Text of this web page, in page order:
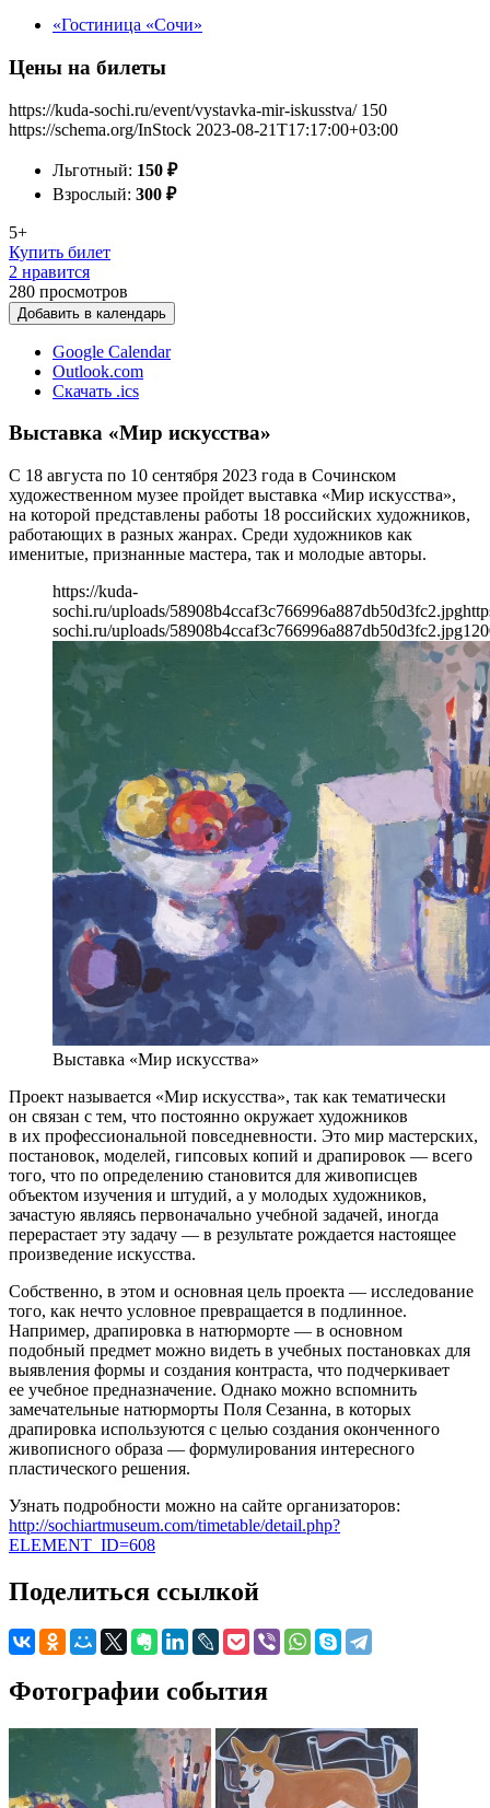
«Гостиница «Сочи»
Цены на билеты
https://kuda-sochi.ru/event/vystavka-mir-iskusstva/ 150
https://schema.org/InStock 2023-08-21T17:17:00+03:00
Льготный: 150 ₽
Взрослый: 300 ₽
5+
Купить билет
2 нравится
280 просмотров
Добавить в календарь
Google Calendar
Outlook.com
Скачать .ics
Выставка «Мир искусства»
С 18 августа по 10 сентября 2023 года в Сочинском
художественном музее пройдет выставка «Мир искусства»,
на которой представлены работы 18 российских художников,
работающих в разных жанрах. Среди художников как
именитые, признанные мастера, так и молодые авторы.
https://kuda-
sochi.ru/uploads/58908b4ccaf3c766996a887db50d3fc2.jpg
sochi.ru/uploads/58908b4ccaf3c766996a887db50d3fc2.jpg
Выставка «Мир искусства»
Проект называется «Мир искусства», так как тематически
он связан с тем, что постоянно окружает художников
в их профессиональной повседневности. Это мир мастерских,
постановок, моделей, гипсовых копий и драпировок — всего
того, что по определению становится для живописцев
объектом изучения и штудий, а у молодых художников,
зачастую являясь первоначально учебной задачей, иногда
перерастает эту задачу — в результате рождается настоящее
произведение искусства.
Собственно, в этом и основная цель проекта — исследование
того, как нечто условное превращается в подлинное.
Например, драпировка в натюрморте — в основном
подобный предмет можно видеть в учебных постановках для
выявления формы и создания контраста, что подчеркивает
ее учебное предназначение. Однако можно вспомнить
замечательные натюрморты Поля Сезанна, в которых
драпировка используются с целью создания оконченного
живописного образа — формулирования интересного
пластического решения.
Узнать подробности можно на сайте организаторов:
http://sochiartmuseum.com/timetable/detail.php?
ELEMENT_ID=608
Поделиться ссылкой
Фотографии события